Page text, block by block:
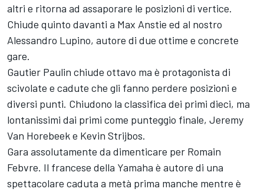
altri e ritorna ad assaporare le posizioni di vertice.
Chiude quinto davanti a Max Anstie ed al nostro
Alessandro Lupino, autore di due ottime e concrete
gare.
Gautier Paulin chiude ottavo ma è protagonista di
scivolate e cadute che gli fanno perdere posizioni e
diversi punti. Chiudono la classifica dei primi dieci, ma
lontanissimi dai primi come punteggio finale, Jeremy
Van Horebeek e Kevin Strijbos.
Gara assolutamente da dimenticare per Romain
Febvre. Il francese della Yamaha è autore di una
spettacolare caduta a metà prima manche mentre è